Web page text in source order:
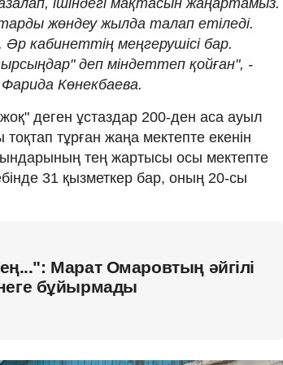
жөндеу жылда талап етіледі.
Әр кабинеттің меңгерушісі бар.
деп міндеттеп қойған", -
Фарида Көнекбаева.
деген ұстаздар 200-ден аса ауыл
тұрған жаңа мектепте екенін
тең жартысы осы мектепте
31 қызметкер бар, оның 20-сы
Марат Омаровтың әйгілі
бұйырмады